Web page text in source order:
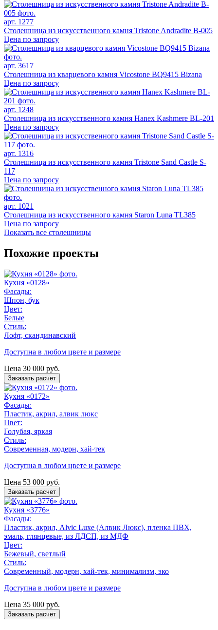
арт. 1277
Столешница из искусственного камня Tristone Andradite B-005
Цена по запросу
арт. 3617
Столешница из кварцевого камня Vicostone BQ9415 Bizana
Цена по запросу
арт. 1248
Столешница из искусственного камня Hanex Kashmere BL-201
Цена по запросу
арт. 1316
Столешница из искусственного камня Tristone Sand Castle S-
117
Цена по запросу
арт. 1021
Столешница из искусственного камня Staron Luna TL385
Цена по запросу
Показать все столешницы
Похожие проекты
Кухня «0128»
Фасады:
Шпон, бук
Цвет:
Белые
Стиль:
Лофт, скандинавский
Доступна в любом цвете и размере
Цена 30 000 руб.
Заказать расчет
Кухня «0172»
Фасады:
Пластик, акрил, алвик люкс
Цвет:
Голубая, яркая
Стиль:
Современная, модерн, хай-тек
Доступна в любом цвете и размере
Цена 53 000 руб.
Заказать расчет
Кухня «3776»
Фасады:
Пластик, акрил, Alvic Luxe (Алвик Люкс), пленка ПВХ,
эмаль, глянцевые, из ЛДСП, из МДФ
Цвет:
Бежевый, светлый
Стиль:
Современный, модерн, хай-тек, минимализм, эко
Доступна в любом цвете и размере
Цена 35 000 руб.
Заказать расчет